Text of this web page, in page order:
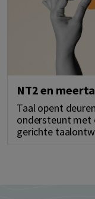
NT2 en
Taal opent
ondersteunt met
gerichte